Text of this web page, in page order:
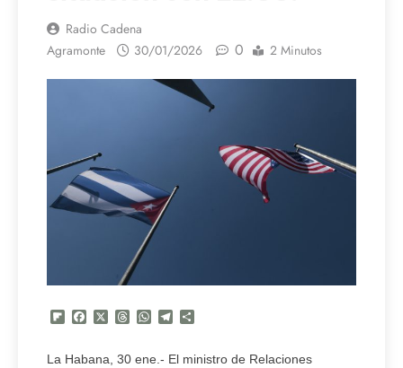
Radio Cadena
Agramonte
30/01/2026 0 2 Minutos
Flipboard
FacebookThreadsWhatsApp
Telegram
La Habana, 30 ene.- El ministro de Relaciones